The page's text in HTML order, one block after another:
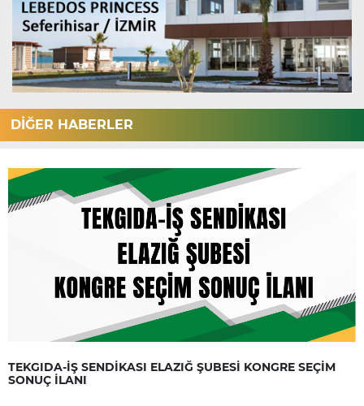
DİĞER HABERLER
TEKGIDA-İŞ SENDİKASI ELAZIĞ ŞUBESİ KONGRE SEÇİM
SONUÇ İLANI